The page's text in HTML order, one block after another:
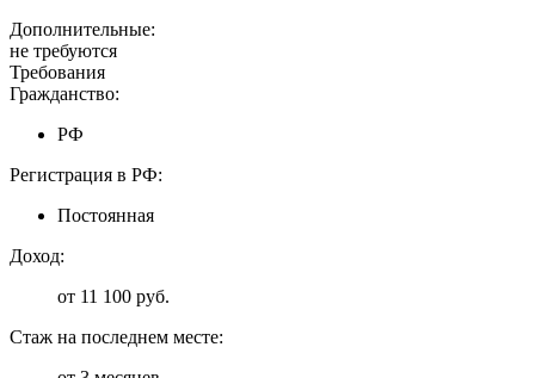
Дополнительные:
не требуются
Требования
Гражданство:
РФ
Регистрация в РФ:
Постоянная
Доход:
от 11 100 руб.
Стаж на последнем месте: